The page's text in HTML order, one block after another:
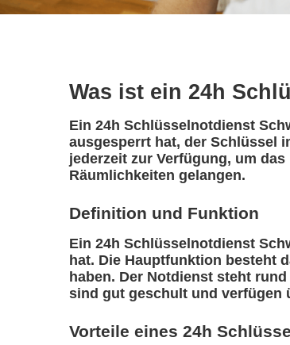
Was ist ein 24h
Ein 24h Schlüsselnotdienst
ausgesperrt hat, der Schlüssel
jederzeit zur Verfügung, um
Räumlichkeiten gelangen.
Definition und Funktion
Ein 24h Schlüsselnotdienst
hat. Die Hauptfunktion besteht
haben. Der Notdienst steht
sind gut geschult und verfügen
Vorteile eines 24h